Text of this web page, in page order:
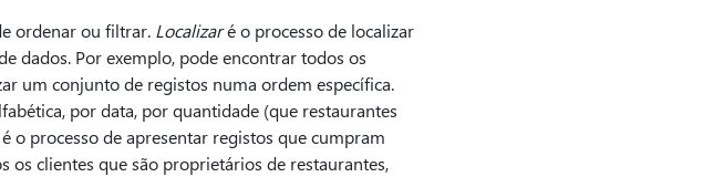
ordenar ou filtrar. Localizaré o processo de localizar
dados. Por exemplo, pode encontrar todos os
um conjunto de registos numa ordem específica.
por data, por quantidade (que restaurantes
o processo de apresentar registos que cumpram
os clientes que são proprietários de restaurantes,